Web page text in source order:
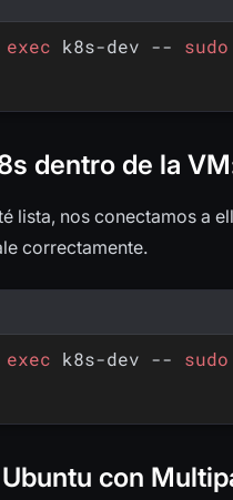
exec k8s-dev -- sudo
dentro de la VM
lista, nos conectamos a
correctamente.
exec k8s-dev -- sudo
con